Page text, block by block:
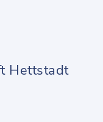
Hettstadt